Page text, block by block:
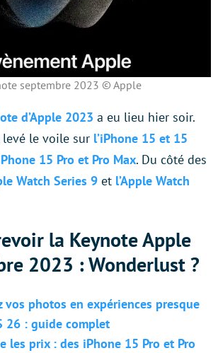
septembre 2023 © Apple
d’Apple 2023 a eu lieu hier soir.
levé le voile sur l’iPhone 15 et 15
15 Pro et Pro Max. Du côté des
Watch Series 9 et l’Apple Watch
la Keynote Apple
2023 : Wonderlust ?
vos photos en expériences presque
26 : guide complet
les prix : des iPhone 15 Pro et Pro